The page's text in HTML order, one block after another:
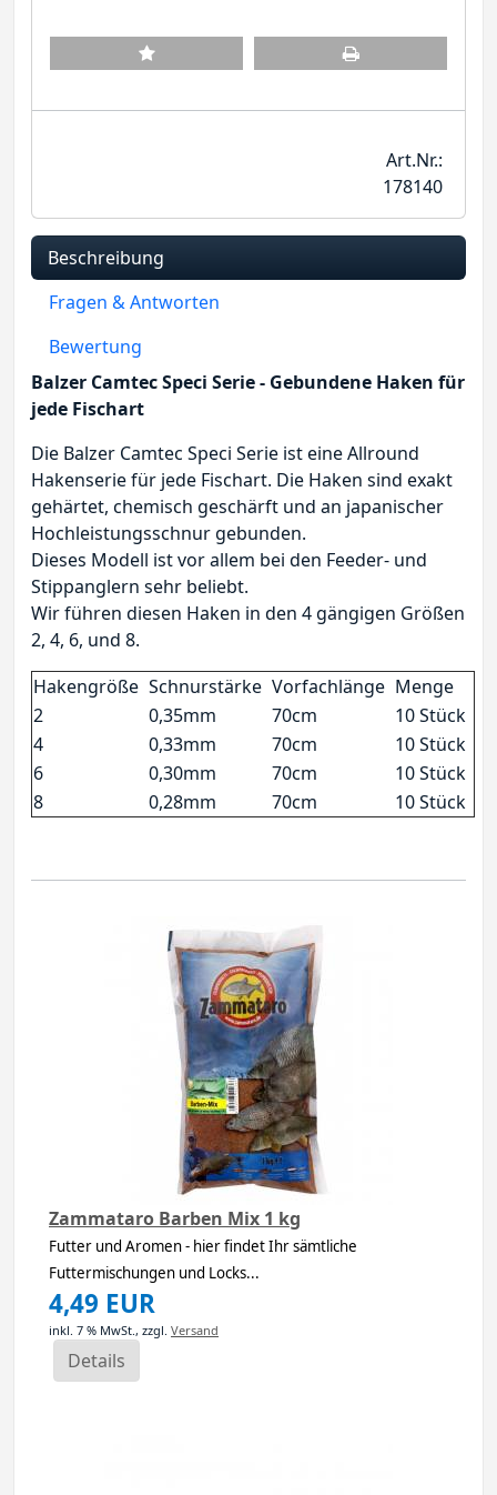
Art.Nr.:
178140
Beschreibung
Fragen & Antworten
Bewertung
Balzer Camtec Speci Serie - Gebundene Haken für
jede Fischart
Die Balzer Camtec Speci Serie ist eine Allround
Hakenserie für jede Fischart. Die Haken sind exakt
gehärtet, chemisch geschärft und an japanischer
Hochleistungsschnur gebunden.
Dieses Modell ist vor allem bei den Feeder- und
Stippanglern sehr beliebt.
Wir führen diesen Haken in den 4 gängigen Größen
2, 4, 6, und 8.
Hakengröße Schnurstärke Vorfachlänge Menge
2
0,35mm 70cm
10 Stück
4
0,33mm 70cm
10 Stück
6
0,30mm 70cm
10 Stück
8
0,28mm 70cm 10 Stück
Zammataro Barben Mix 1 kg
Futter und Aromen - hier findet Ihr sämtliche
Futtermischungen und Locks...
4,49 EUR
inkl. 7 % MwSt., zzgl. Versand
Details